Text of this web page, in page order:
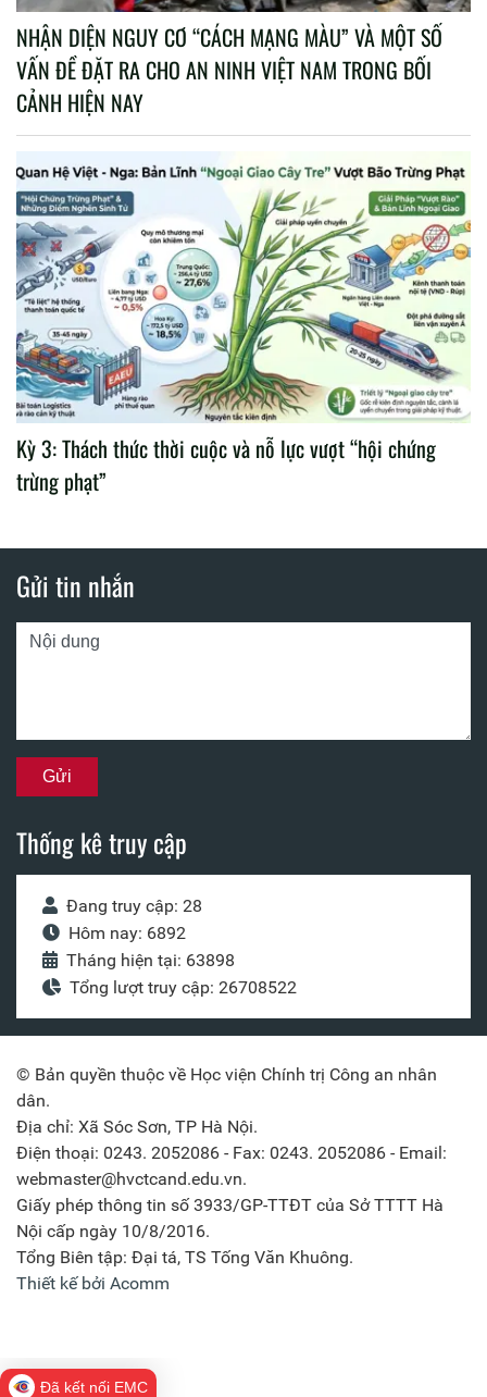
NHẬN DIỆN NGUY CƠ “CÁCH MẠNG MÀU” VÀ MỘT SỐ
VẤN ĐỀ ĐẶT RA CHO AN NINH VIỆT NAM TRONG BỐI
CẢNH HIỆN NAY
Kỳ 3: Thách thức thời cuộc và nỗ lực vượt “hội chứng
trừng phạt”
Gửi tin nhắn
Thống kê truy cập
Đang truy cập: 28
Hôm nay: 6892
Tháng hiện tại: 63898
Tổng lượt truy cập: 26708522
© Bản quyền thuộc về Học viện Chính trị Công an nhân
dân.
Địa chỉ: Xã Sóc Sơn, TP Hà Nội.
Điện thoại: 0243. 2052086 - Fax: 0243. 2052086 - Email:
webmaster@hvctcand.edu.vn.
Giấy phép thông tin số 3933/GP-TTĐT của Sở TTTT Hà
Nội cấp ngày 10/8/2016.
Tổng Biên tập: Đại tá, TS Tống Văn Khuông.
Thiết kế bởi Acomm
Đã kết nối EMC